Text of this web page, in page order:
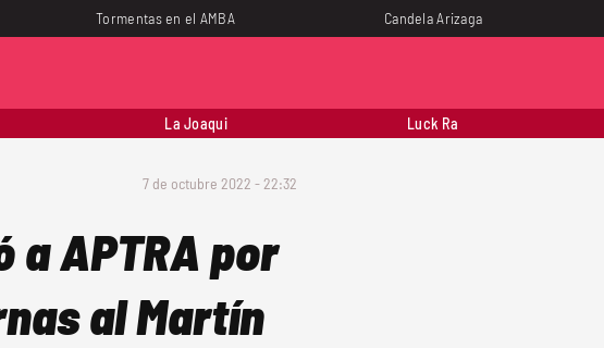
Tormentas en el AMBA Candela Arizaga
La Joaqui Luck Ra
7 de octubre 2022 - 22:32
APTRA por
al Martín